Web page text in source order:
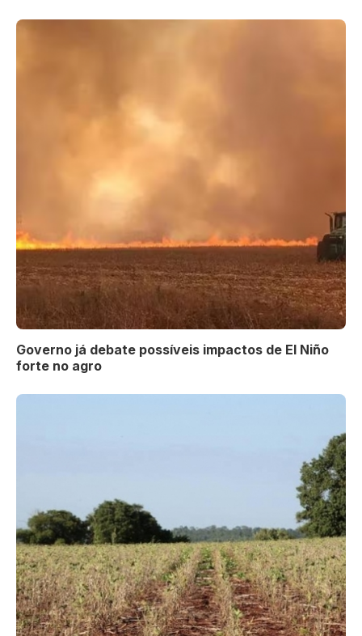
Governo já debate possíveis impactos de El Niño
forte no agro